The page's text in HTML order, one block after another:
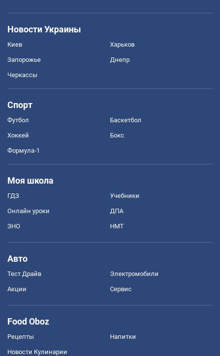
Новости Украины
Киев Харьков
Запорожье Днепр
Черкассы
Спорт
Футбол Баскетбол
Хоккей Бокс
Формула-1
Моя школа
ГДЗ Учебники
Онлайн уроки ДПА
ЗНО НМТ
Авто
Тест Драйв Электромобили
Акции Сервис
Food Oboz
Рецепты Напитки
Новости Кулинарии